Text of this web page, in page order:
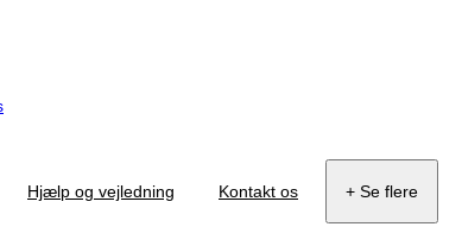
Hjælp og vejledning Kontakt os + Se flere